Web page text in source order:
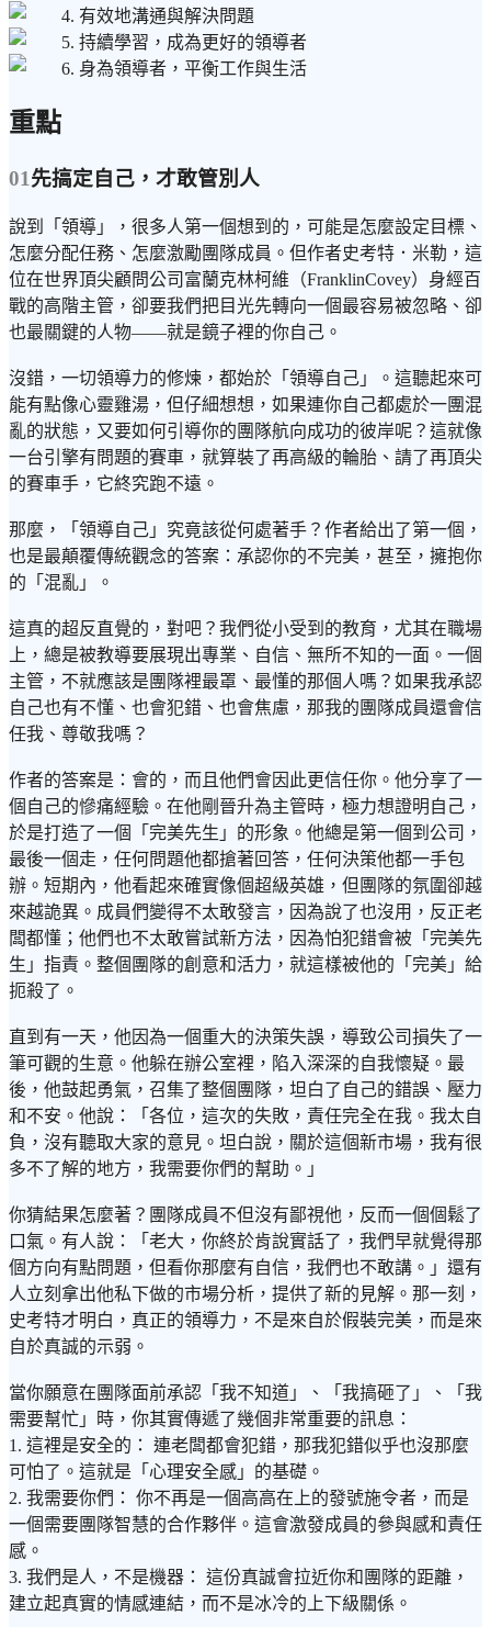
4. 有效地溝通與解決問題
5. 持續學習，成為更好的領導者
6. 身為領導者，平衡工作與生活
重點
01先搞定自己，才敢管別人
說到「領導」，很多人第一個想到的，可能是怎麼設定目標、
怎麼分配任務、怎麼激勵團隊成員。但作者史考特．米勒，這
位在世界頂尖顧問公司富蘭克林柯維（FranklinCovey）身經百
戰的高階主管，卻要我們把目光先轉向一個最容易被忽略、卻
也最關鍵的人物——就是鏡子裡的你自己。
沒錯，一切領導力的修煉，都始於「領導自己」。這聽起來可
能有點像心靈雞湯，但仔細想想，如果連你自己都處於一團混
亂的狀態，又要如何引導你的團隊航向成功的彼岸呢？這就像
一台引擎有問題的賽車，就算裝了再高級的輪胎、請了再頂尖
的賽車手，它終究跑不遠。
那麼，「領導自己」究竟該從何處著手？作者給出了第一個，
也是最顛覆傳統觀念的答案：承認你的不完美，甚至，擁抱你
的「混亂」。
這真的超反直覺的，對吧？我們從小受到的教育，尤其在職場
上，總是被教導要展現出專業、自信、無所不知的一面。一個
主管，不就應該是團隊裡最罩、最懂的那個人嗎？如果我承認
自己也有不懂、也會犯錯、也會焦慮，那我的團隊成員還會信
任我、尊敬我嗎？
作者的答案是：會的，而且他們會因此更信任你。他分享了一
個自己的慘痛經驗。在他剛晉升為主管時，極力想證明自己，
於是打造了一個「完美先生」的形象。他總是第一個到公司，
最後一個走，任何問題他都搶著回答，任何決策他都一手包
辦。短期內，他看起來確實像個超級英雄，但團隊的氛圍卻越
來越詭異。成員們變得不太敢發言，因為說了也沒用，反正老
闆都懂；他們也不太敢嘗試新方法，因為怕犯錯會被「完美先
生」指責。整個團隊的創意和活力，就這樣被他的「完美」給
扼殺了。
直到有一天，他因為一個重大的決策失誤，導致公司損失了一
筆可觀的生意。他躲在辦公室裡，陷入深深的自我懷疑。最
後，他鼓起勇氣，召集了整個團隊，坦白了自己的錯誤、壓力
和不安。他說：「各位，這次的失敗，責任完全在我。我太自
負，沒有聽取大家的意見。坦白說，關於這個新市場，我有很
多不了解的地方，我需要你們的幫助。」
你猜結果怎麼著？團隊成員不但沒有鄙視他，反而一個個鬆了
口氣。有人說：「老大，你終於肯說實話了，我們早就覺得那
個方向有點問題，但看你那麼有自信，我們也不敢講。」還有
人立刻拿出他私下做的市場分析，提供了新的見解。那一刻，
史考特才明白，真正的領導力，不是來自於假裝完美，而是來
自於真誠的示弱。
當你願意在團隊面前承認「我不知道」、「我搞砸了」、「我
需要幫忙」時，你其實傳遞了幾個非常重要的訊息：
1. 這裡是安全的： 連老闆都會犯錯，那我犯錯似乎也沒那麼
可怕了。這就是「心理安全感」的基礎。
2. 我需要你們： 你不再是一個高高在上的發號施令者，而是
一個需要團隊智慧的合作夥伴。這會激發成員的參與感和責任
感。
3. 我們是人，不是機器： 這份真誠會拉近你和團隊的距離，
建立起真實的情感連結，而不是冰冷的上下級關係。